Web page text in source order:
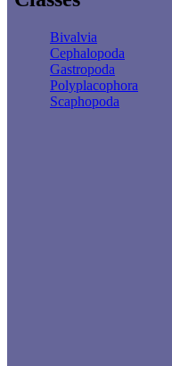
Bivalvia
Cephalopoda
Gastropoda
Polyplacophora
Scaphopoda